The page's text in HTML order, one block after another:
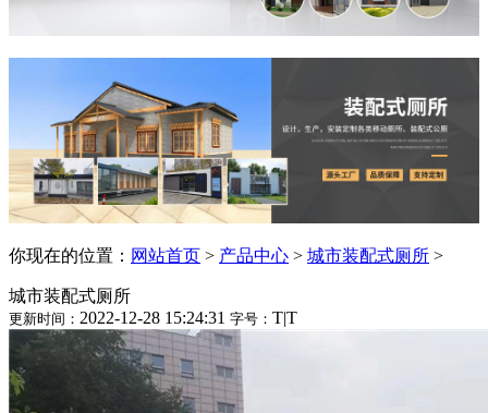
你现在的位置： 网站首页 > 产品中心 > 城市装配式厕所 >
城市装配式厕所
更新时间： 2022-12-28 15:24:31 字号： T|T